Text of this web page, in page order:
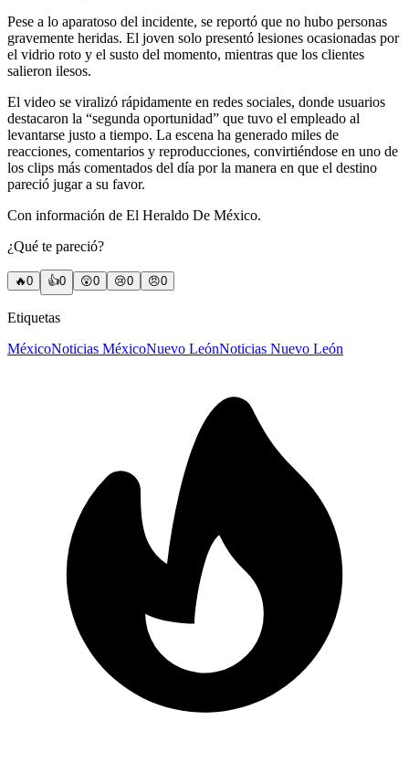
Pese a lo aparatoso del incidente, se reportó que no hubo personas
gravemente heridas. El joven solo presentó lesiones ocasionadas por
el vidrio roto y el susto del momento, mientras que los clientes
salieron ilesos.
El video se viralizó rápidamente en redes sociales, donde usuarios
destacaron la “segunda oportunidad” que tuvo el empleado al
levantarse justo a tiempo. La escena ha generado miles de
reacciones, comentarios y reproducciones, convirtiéndose en uno de
los clips más comentados del día por la manera en que el destino
pareció jugar a su favor.
Con información de El Heraldo De México.
¿Qué te pareció?
🔥0 👍0 😲0 😢0 😠0
Etiquetas
MéxicoNoticias MéxicoNuevo LeónNoticias Nuevo León